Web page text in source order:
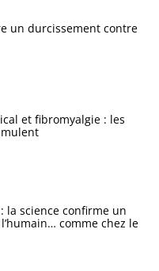
un durcissement contre
et fibromyalgie : les
la science confirme un
comme chez le